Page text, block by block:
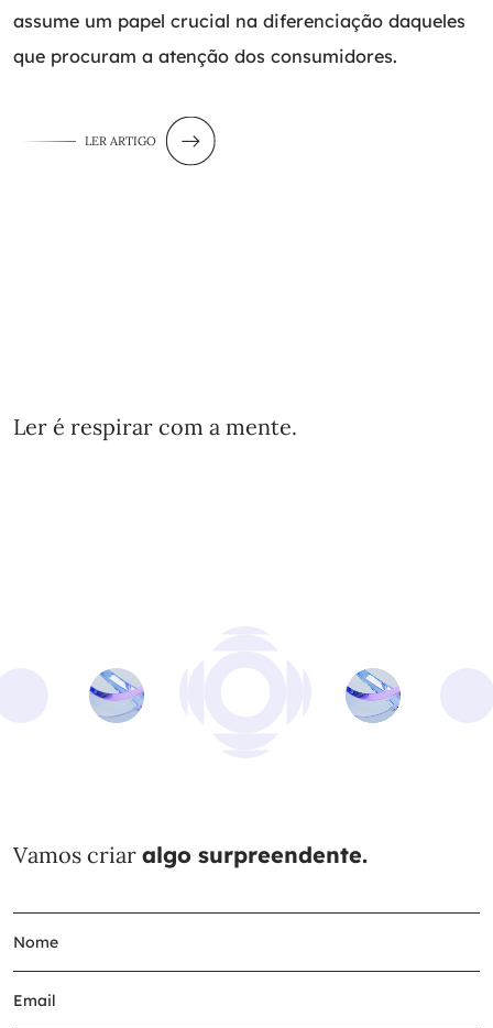
assume um papel crucial na diferenciação daqueles
que procuram a atenção dos consumidores.
LER ARTIGO
Ler é respirar com a mente.
Vamos criar algo surpreendente.